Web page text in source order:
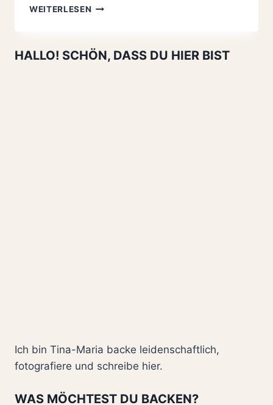
WEITERLESEN ERDBEER-
BASILIKUM:
HALLO! SCHÖN, DASS DU HIER BIST
Ich bin Tina-Maria backe leidenschaftlich,
fotografiere und schreibe hier.
WAS MÖCHTEST DU BACKEN?